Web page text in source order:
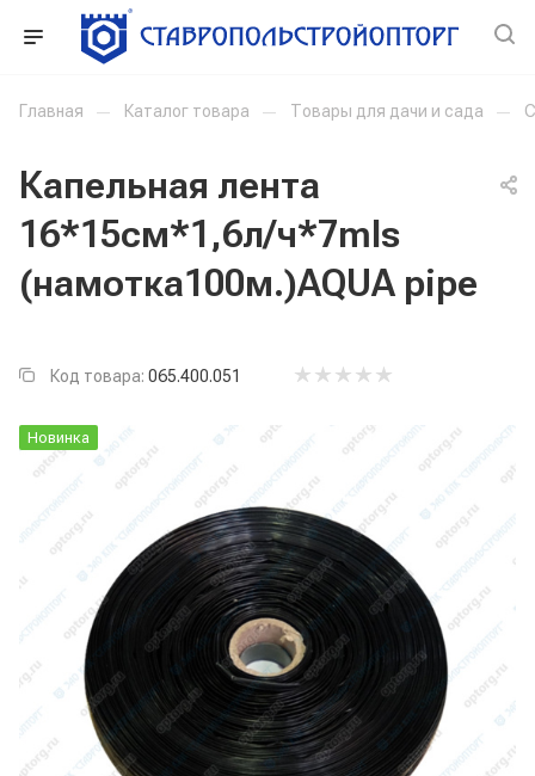
Главная — Каталог товара — Товары для дачи и сада —
Капельная лента
16*15см*1,6л/ч*7mls
(намотка100м.)AQUA pipe
Код товара: 065.400.051
Новинка